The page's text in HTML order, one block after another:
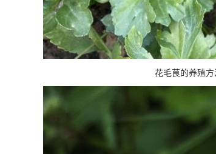
花毛茛的养殖